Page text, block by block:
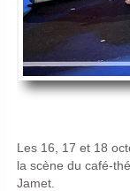
Les 16, 17 et 18
la scène du café-
Jamet.